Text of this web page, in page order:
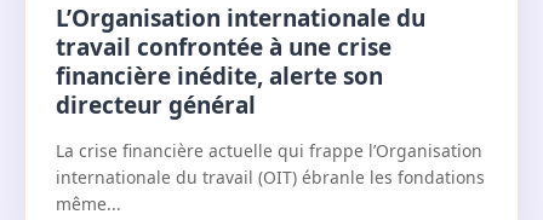
L’Organisation internationale du
travail confrontée à une crise
financière inédite, alerte son
directeur général
La crise financière actuelle qui frappe l’Organisation
internationale du travail (OIT) ébranle les fondations
même...